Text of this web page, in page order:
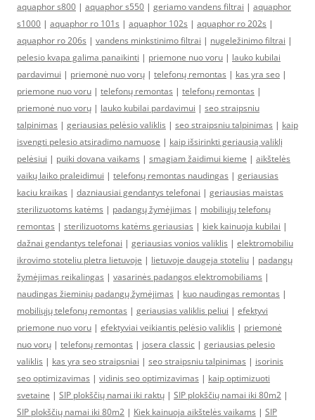
aquaphor s800 | aquaphor s550 | geriamo vandens filtrai | aquaphor
s1000 | aquaphor ro 101s | aquaphor 102s | aquaphor ro 202s |
aquaphor ro 206s | vandens minkstinimo filtrai | nugeležinimo filtrai |
pelesio kvapa galima panaikinti | priemone nuo voru | lauko kubilai
pardavimui | priemonė nuo vorų | telefonų remontas | kas yra seo |
priemone nuo voru | telefonų remontas | telefonų remontas |
priemonė nuo vorų | lauko kubilai pardavimui | seo straipsniu
talpinimas | geriausias pelėsio valiklis | seo straipsniu talpinimas | kaip
isvengti pelesio atsiradimo namuose | kaip išsirinkti geriausią valiklį
pelėsiui | puiki dovana vaikams | smagiam žaidimui kieme | aikštelės
vaikų laiko praleidimui | telefonų remontas naudingas | geriausias
kaciu kraikas | dazniausiai gendantys telefonai | geriausias maistas
sterilizuotoms katėms | padangų žymėjimas | mobiliųjų telefonų
remontas | sterilizuotoms katėms geriausias | kiek kainuoja kubilai |
dažnai gendantys telefonai | geriausias vonios valiklis | elektromobiliu
ikrovimo stoteliu pletra lietuvoje | lietuvoje daugeja stoteliu | padangų
žymėjimas reikalingas | vasarinės padangos elektromobiliams |
naudingas žieminių padangų žymėjimas | kuo naudingas remontas |
mobiliųjų telefonų remontas | geriausias valiklis peliui | efektyvi
priemone nuo voru | efektyviai veikiantis pelėsio valiklis | priemonė
nuo vorų | telefonų remontas | josera classic | geriausias pelesio
valiklis | kas yra seo straipsniai | seo straipsniu talpinimas | isorinis
seo optimizavimas | vidinis seo optimizavimas | kaip optimizuoti
svetaine | SIP plokščių namai iki raktų | SIP plokščių namai iki 80m2 |
SIP plokščių namai iki 80m2 | Kiek kainuoja aikštelės vaikams | SIP